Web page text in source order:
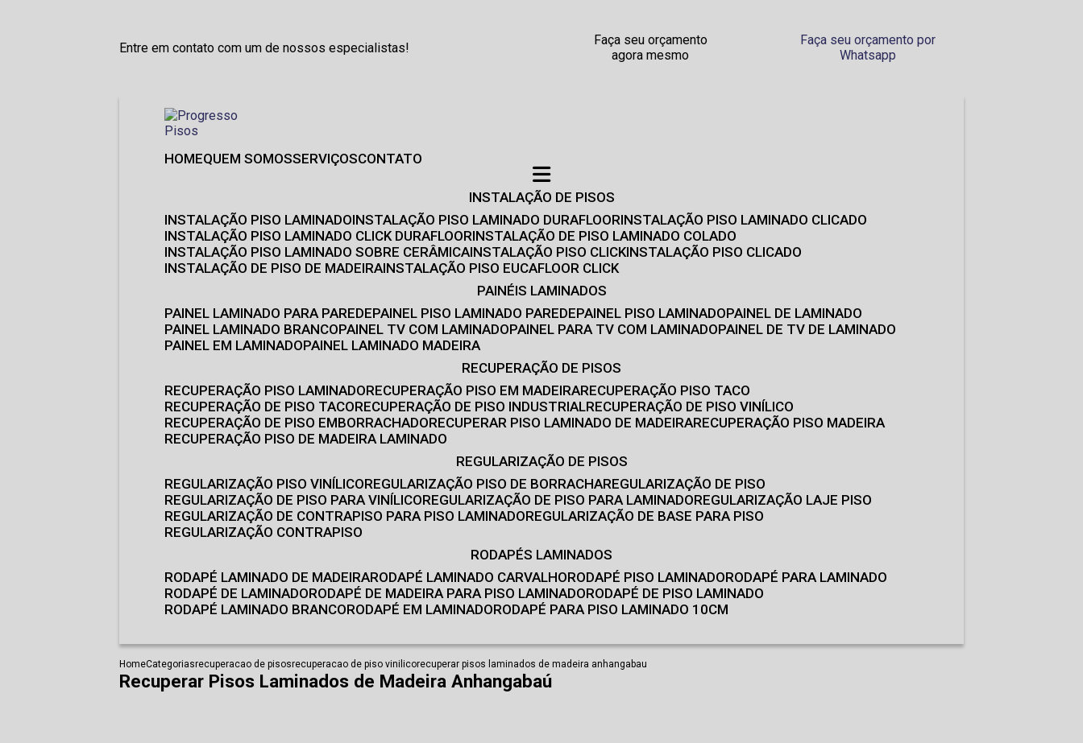
Entre em contato com um de nossos especialistas!
Faça seu orçamento
agora mesmo
Faça seu orçamento por
Whatsapp
HOME QUEM SOMOS SERVIÇOS CONTATO
INSTALAÇÃO DE PISOS
INSTALAÇÃO PISO LAMINADO INSTALAÇÃO PISO LAMINADO DURAFLOOR INSTALAÇÃO PISO LAMINADO CLICADO
INSTALAÇÃO PISO LAMINADO CLICK DURAFLOOR INSTALAÇÃO DE PISO LAMINADO COLADO
INSTALAÇÃO PISO LAMINADO SOBRE CERÂMICA INSTALAÇÃO PISO CLICK INSTALAÇÃO PISO CLICADO
INSTALAÇÃO DE PISO DE MADEIRA INSTALAÇÃO PISO EUCAFLOOR CLICK
PAINÉIS LAMINADOS
PAINEL LAMINADO PARA PAREDE PAINEL PISO LAMINADO PAREDE PAINEL PISO LAMINADO PAINEL DE LAMINADO
PAINEL LAMINADO BRANCO PAINEL TV COM LAMINADO PAINEL PARA TV COM LAMINADO PAINEL DE TV DE LAMINADO
PAINEL EM LAMINADO PAINEL LAMINADO MADEIRA
RECUPERAÇÃO DE PISOS
RECUPERAÇÃO PISO LAMINADO RECUPERAÇÃO PISO EM MADEIRA RECUPERAÇÃO PISO TACO
RECUPERAÇÃO DE PISO TACO RECUPERAÇÃO DE PISO INDUSTRIAL RECUPERAÇÃO DE PISO VINÍLICO
RECUPERAÇÃO DE PISO EMBORRACHADO RECUPERAR PISO LAMINADO DE MADEIRA RECUPERAÇÃO PISO MADEIRA
RECUPERAÇÃO PISO DE MADEIRA LAMINADO
REGULARIZAÇÃO DE PISOS
REGULARIZAÇÃO PISO VINÍLICO REGULARIZAÇÃO PISO DE BORRACHA REGULARIZAÇÃO DE PISO
REGULARIZAÇÃO DE PISO PARA VINÍLICO REGULARIZAÇÃO DE PISO PARA LAMINADO REGULARIZAÇÃO LAJE PISO
REGULARIZAÇÃO DE CONTRAPISO PARA PISO LAMINADO REGULARIZAÇÃO DE BASE PARA PISO
REGULARIZAÇÃO CONTRAPISO
RODAPÉS LAMINADOS
RODAPÉ LAMINADO DE MADEIRA RODAPÉ LAMINADO CARVALHO RODAPÉ PISO LAMINADO RODAPÉ PARA LAMINADO
RODAPÉ DE LAMINADO RODAPÉ DE MADEIRA PARA PISO LAMINADO RODAPÉ DE PISO LAMINADO
RODAPÉ LAMINADO BRANCO RODAPÉ EM LAMINADO RODAPÉ PARA PISO LAMINADO 10CM
HomeCategoriasrecuperacao de pisosrecuperacao de piso vinilicorecuperar pisos laminados de madeira anhangabau
Recuperar Pisos Laminados de Madeira Anhangabaú